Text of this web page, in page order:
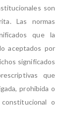
son
Las normas
que la
aceptados por
significados
que
prohibida o
o